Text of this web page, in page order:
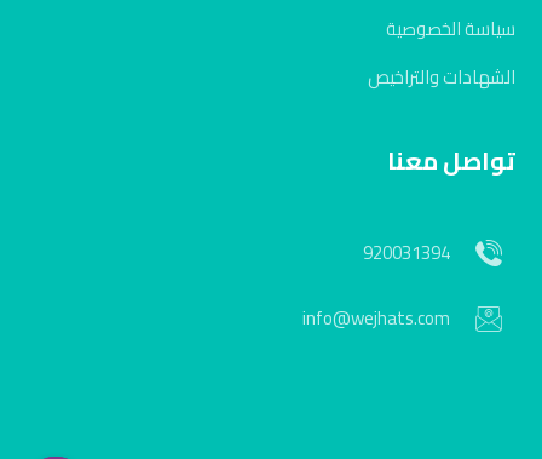
سياسة الخصوصية
الشهادات والتراخيص
تواصل معنا
920031394
info@wejhats.com